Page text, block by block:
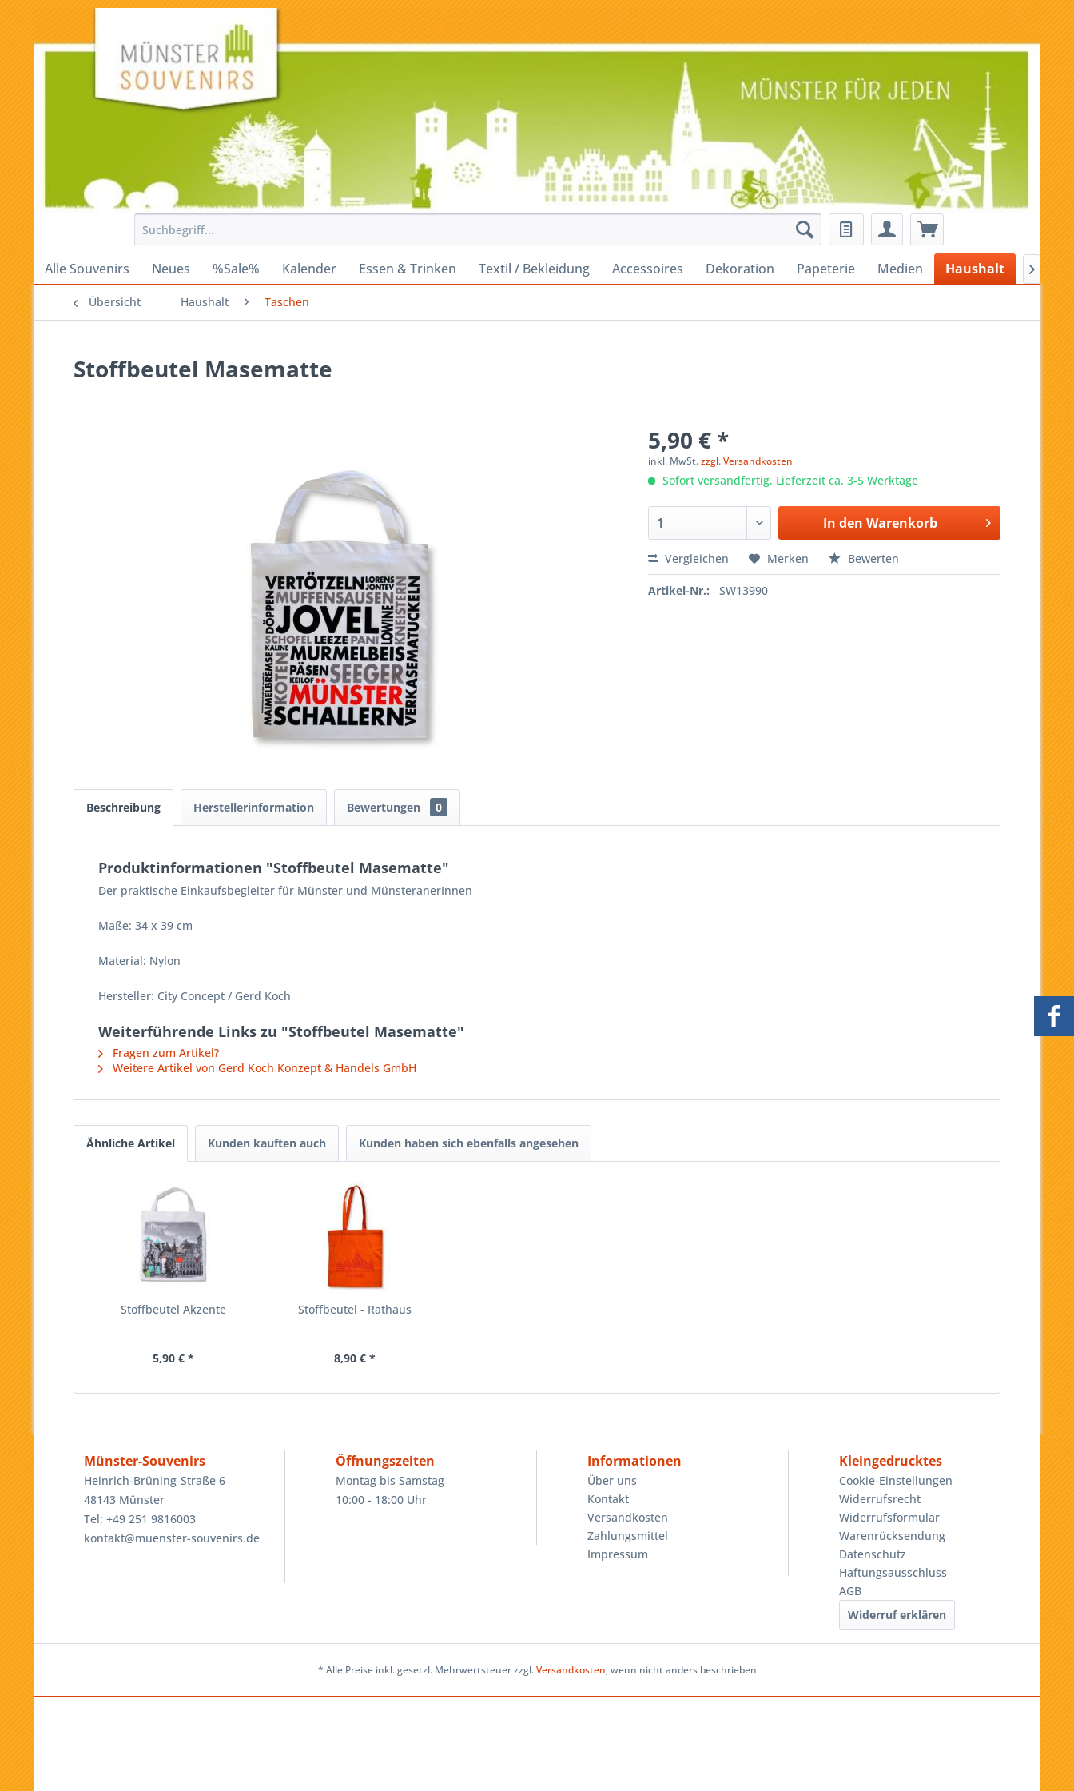
Alle Souvenirs Neues %Sale% Kalender Essen & Trinken Textil / Bekleidung Accessoires Dekoration Papeterie Medien Haushalt Alles

Übersicht Haushalt Taschen
Stoffbeutel Masematte
5,90 € *
inkl. MwSt.zzgl. Versandkosten
Sofort versandfertig, Lieferzeit ca. 3-5 Werktage
In den Warenkorb
Vergleichen Merken Bewerten
Artikel-Nr.: SW13990
Beschreibung Herstellerinformation Bewertungen 0
Produktinformationen "Stoffbeutel Masematte"
Der praktische Einkaufsbegleiter für Münster und MünsteranerInnen
Maße: 34 x 39 cm
Material: Nylon
Hersteller: City Concept / Gerd Koch
Weiterführende Links zu "Stoffbeutel Masematte"
Fragen zum Artikel?
Weitere Artikel von Gerd Koch Konzept & Handels GmbH
Ähnliche Artikel Kunden kauften auch Kunden haben sich ebenfalls angesehen
Stoffbeutel Akzente
5,90 € *
Stoffbeutel - Rathaus
8,90 € *
Münster-Souvenirs
Heinrich-Brüning-Straße 6
48143 Münster
Tel: +49 251 9816003
kontakt@muenster-souvenirs.de
Öffnungszeiten
Montag bis Samstag
10:00 - 18:00 Uhr
Informationen
Über uns
Kontakt
Versandkosten
Zahlungsmittel
Impressum
Kleingedrucktes
Cookie-Einstellungen
Widerrufsrecht
Widerrufsformular
Warenrücksendung
Datenschutz
Haftungsausschluss
AGB
Widerruf erklären
* Alle Preise inkl. gesetzl. Mehrwertsteuer zzgl.Versandkosten, wenn nicht anders beschrieben